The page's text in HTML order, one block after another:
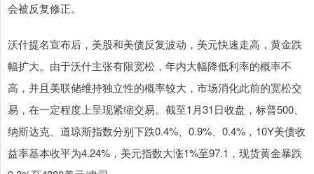
会被反复修正。
沃什提名宣布后，美股和美债反复波动，美元快速走高，黄金跌
幅扩大。由于沃什主张有限宽松，年内大幅降低利率的概率不
高，并且美联储维持独立性的概率较大，市场消化此前的宽松交
易，在一定程度上呈现紧缩交易。截至1月31日收盘，标普500、
纳斯达克、道琼斯指数分别下跌0.4%、0.9%、0.4%，10Y美债收
益率基本收平为4.24%，美元指数大涨1%至97.1，现货黄金暴跌